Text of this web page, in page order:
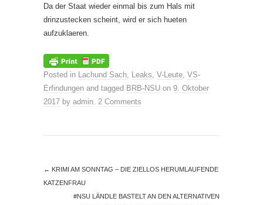
Da der Staat wieder einmal bis zum Hals mit
drinzustecken scheint, wird er sich hueten
aufzuklaeren.
Posted in Lachund Sach Leaks V-Leute VS-
Erfindungen and tagged BRB-NSU on 9. Oktober
2017 by admin 2 Comments
← KRIMI AM SONNTAG – DIE ZIELLOS HERUMLAUFENDE
KATZENFRAU
#NSU LÄNDLE BASTELT AN DEN ALTERNATIVEN